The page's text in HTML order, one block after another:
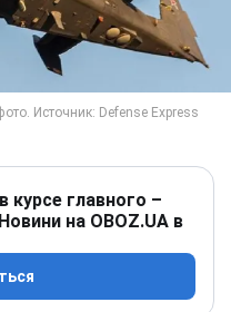
курсе главного –
на OBOZ.UA в